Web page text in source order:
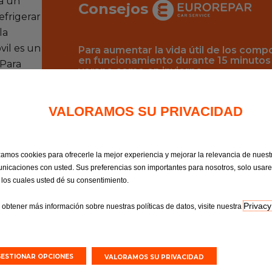
es un
el
es un
y
vaho
dejan
aire
una
Consejos
Para aumentar la vida útil de los
en funcionamiento durante 15
verano como en invierno.
VALORAMOS SU PRIVACIDAD
cookies para ofrecerle la mejor experiencia y mejorar la relevancia de
con usted. Sus preferencias son importantes para nosotros, solo
cuales usted dé su consentimiento.
obtener más información sobre nuestras políticas de datos, visite nuestra
GESTIONAR OPCIONES VALORAMOS SU PRIVACIDAD